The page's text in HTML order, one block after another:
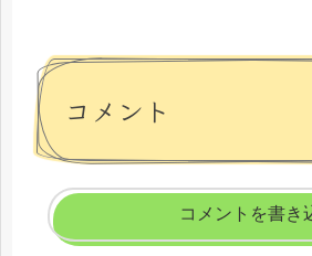
コメント
コメントを書き